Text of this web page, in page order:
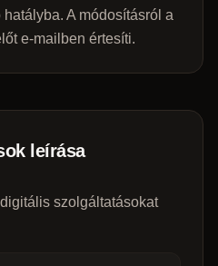
A módosításról a
e-mailben értesíti.
leírása
szolgáltatásokat